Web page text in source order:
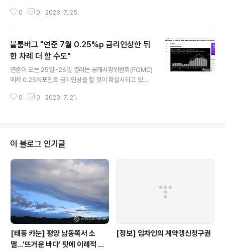
수입이 수출보다 더 감소한 데 따른 '불황형 성장'으로 질적
성장의 늪'에 빠질 수 있다는 지적이 나온다. 0%대 성장하
는 韓경제...상반기 성장률 0.9% 구조개혁 없인 '저성장
늪' [파이낸셜뉴스]올해 상반기 우리나라 경제가 전년 같은
기간 대비 0.9% 성장했다. 올해 2·4분기 국내총생산(GD
률'을 기록했다. 수입이 수출보 www.fnnews...
0 0 2023. 7. 25.
블룸버그 "연준 7월 0.25%p 금리인상한 뒤
한 차례 더 할 수도"
연준이 오는 25일~26일 열리는 공개시장위원회(FOMC)
에서 0.25%포인트 금리인상을 할 것이 확실시되고 있는
있다고 블룸버그통신이 16일(현지시간) 보도했다. 블룸버
상을 할 것이 확실시되고 있는 가운데, 연준이 추가로 연내
또 한번의 금리인상을 할 수도 있 www.news1.kr 출처:
뉴스1 (https://www.news1.kr/)
0 0 2023. 7. 21.
이 블로그 인기글
[태풍 카눈] 평양 남동쪽서 소
멸…'뜨거운 바다' 탓에 이례적 긴
[정보] 임차인의 계약갱신청구권